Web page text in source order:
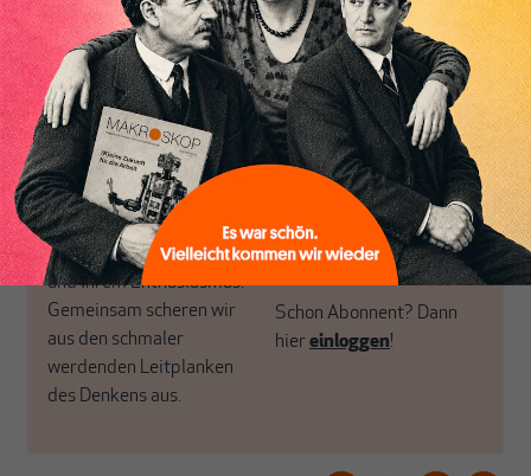
MAKROSKOP steht für
das große Ganze. Wir
haben einen Blick auf
Geld, Wirtschaft und
Politik, den Sie so
woanders nicht finden.
Dabei leben wir von
unseren Autoren, ihren
Recherchen, ihrem Wissen
und ihrem Enthusiasmus.
Gemeinsam scheren wir
aus den schmaler
werdenden Leitplanken
des Denkens aus.
engen und verstaubten
Debattenräume.
Brauchen Sie auch frische
Luft? Dann folgen Sie
einfach dem Button.
ABONNIEREN SIE
MAKROSKOP
Schon Abonnent? Dann
hiereinloggen!